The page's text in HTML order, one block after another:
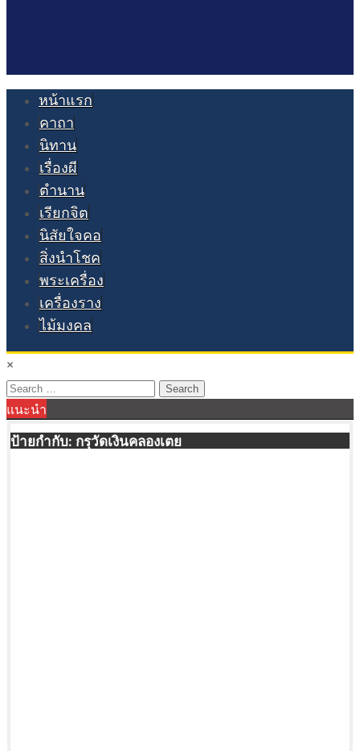
หน้าแรก
คาถา
นิทาน
เรื่องผี
ตำนาน
เรียกจิต
นิสัยใจคอ
สิ่งนำโชค
พระเครื่อง
เครื่องราง
ไม้มงคล
×
Search
for:
แนะนำ
ป้ายกำกับ: กรุวัดเงินคลองเตย